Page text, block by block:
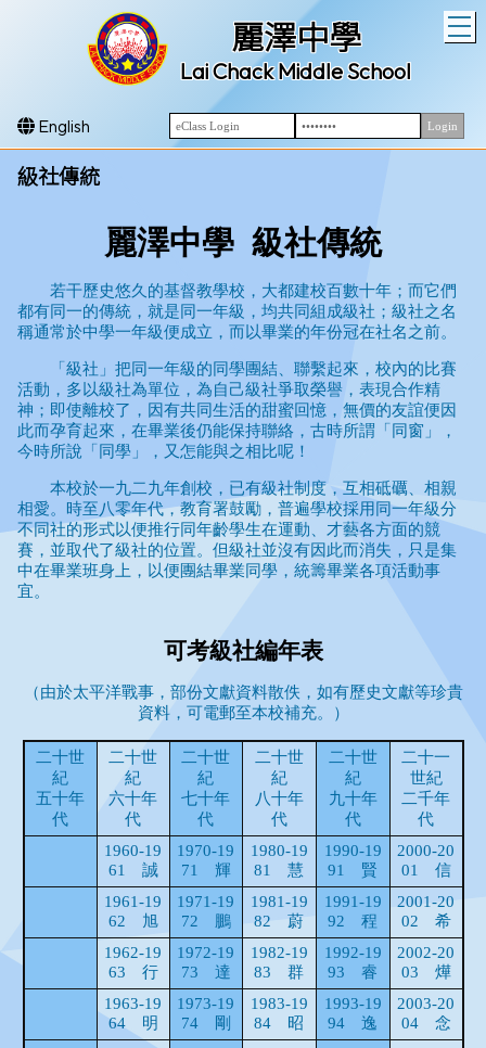
麗澤中學
Lai Chack Middle School
English
級社傳統